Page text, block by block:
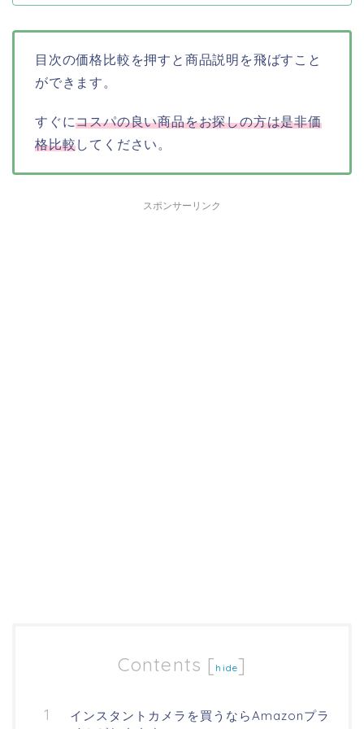
目次の価格比較を押すと商品説明を飛ばすこと
ができます。
すぐにコスパの良い商品をお探しの方は是非価
格比較してください。
スポンサーリンク
Contents [ hide]
インスタントカメラを買うならAmazonプラ